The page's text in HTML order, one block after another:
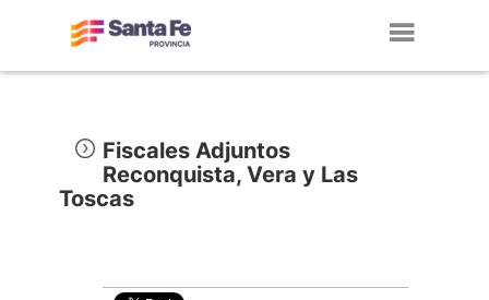
Fiscales Adjuntos
Reconquista, Vera y Las
Toscas